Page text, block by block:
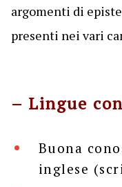
argomenti di
presenti nei vari
– Lingue
Buona
inglese